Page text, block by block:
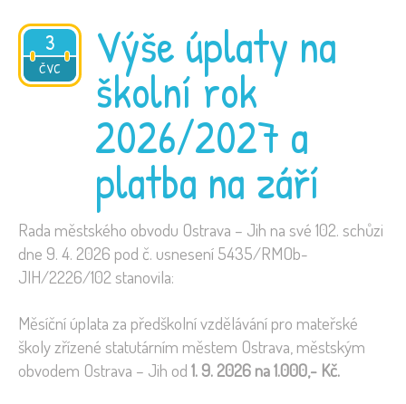
3
ČVC
2026 Výše úplaty na
školní rok
2026/2027 a
platba na září
Rada městského obvodu Ostrava – Jih na své 102. schůzi
dne 9. 4. 2026 pod č. usnesení 5435/RMOb-
JIH/2226/102 stanovila:
Měsíční úplata za předškolní vzdělávání pro mateřské
školy zřízené statutárním městem Ostrava, městským
obvodem Ostrava – Jih od 1. 9. 2026 na 1.000,- Kč.